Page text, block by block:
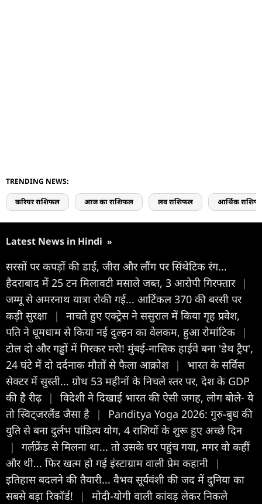
TRENDING NEWS:
करियर राशिफल आज का राशिफल लव राशिफल आर्थिक
Latest News in Hindi »
सरसों पर कपड़ों की डाई, जीरा और लौंग पर सिंथेटिक रंग...
हैदराबाद में 25 टन मिलावटी मसाले जब्त, 3 आरोपी गिरफ्तार |
जम्मू से अमरनाथ यात्रा रोकी गई... आर्टिकल 370 की बरसी पर
कड़ी सुरक्षा
|
नाचते हुए एक्ट्रेस ने ससुराल में किया गृह प्रवेश,
पति ने धूमधाम से किया नई दुल्हन का वेलकम, हुआ रोमांटिक
|
टोल दो और गड्ढों में गिरकर मरो! मुंबई-नासिक हाईवे बना 'डेथ ट्रैप',
24 घंटे में दो दर्दनाक मौतों से फैला आक्रोश |
भारत के सर्विस
सेक्टर में सुस्ती... ग्रोथ 53 महीनों के निचले स्तर पर, देश के GDP
की है रीढ़ |
विदेशी ने दिखाई भारत की ऐसी जगह, लोग बोले- ये
तो स्विट्जरलैंड जैसा है
|
Panditya Yoga 2026: गुरु-बुध की
युति से बना दुर्लभ पांडित्य योग, 4 राशियों के शुरू हुए अच्छे दिन
|
गर्लफ्रेंड से मिलना था... तो उसके घर पहुंच गया, मगर वो कहीं
और थी... फिर खत्म हो गई इंस्टाग्राम वाली प्रेम कहानी
|
इतिहास बदलने की तैयारी... वैभव सूर्यवंशी की जद में दुनिया का
सबसे बड़ा रिकॉर्ड!
|
मोदी-योगी वाली कांवड़ लेकर निकले